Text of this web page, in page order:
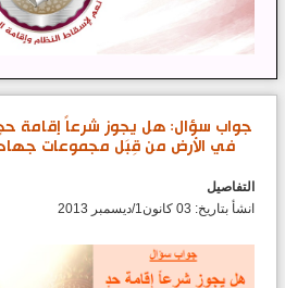
جواب سؤال: هل يجوز شرعاً إقامة
في الأرض من قِبَل مجموعات
التفاصيل
انشأ بتاريخ: 03 كانون1/ديسمبر 2013